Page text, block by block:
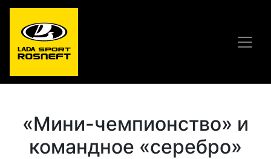
«Мини-чемпионство» и
командное «серебро»